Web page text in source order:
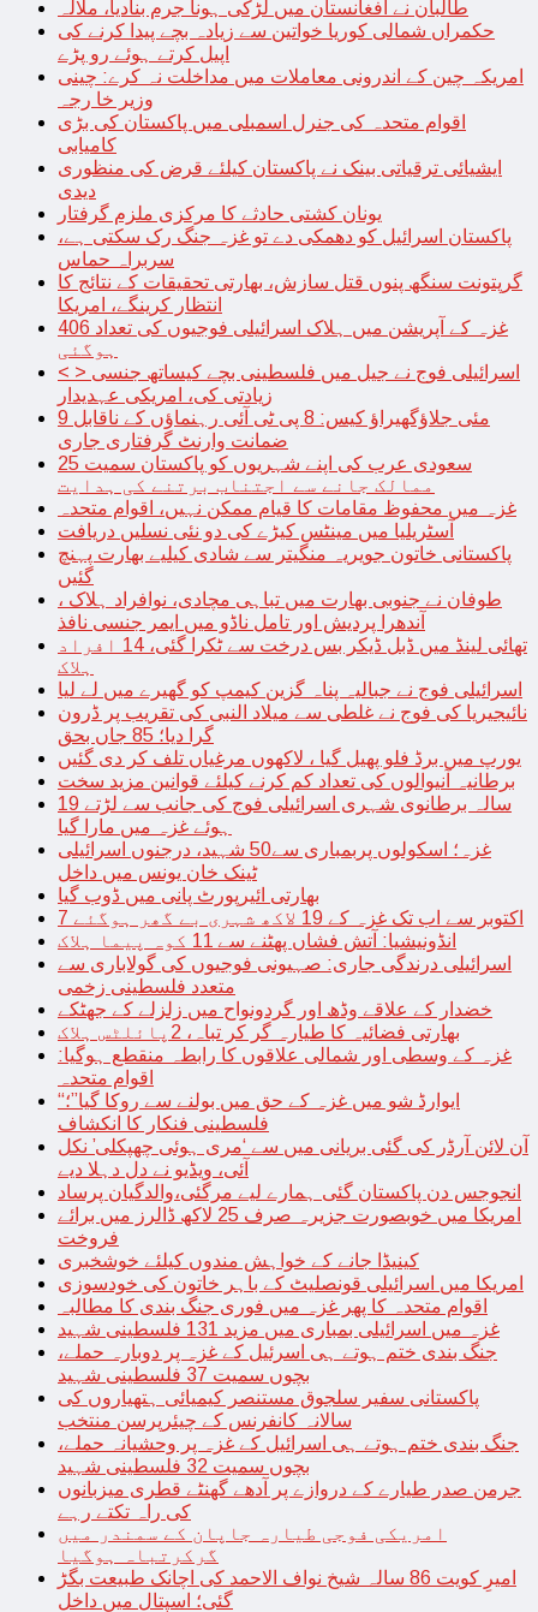
طالبان نے افغانستان میں لڑکی ہونا جرم بنادیا، ملالہ
حکمراں شمالی کوریا خواتین سے زیادہ بچے پیدا کرنے کی
اپیل کرتے ہوئے رو پڑے
امریکہ چین کے اندرونی معاملات میں مداخلت نہ کرے: چینی
وزیر خا رجہ
اقوام متحدہ کی جنرل اسمبلی میں پاکستان کی بڑی
کامیابی
ایشیائی ترقیاتی بینک نے پاکستان کیلئے قرض کی منظوری
دیدی
یونان کشتی حادثے کا مرکزی ملزم گرفتار
پاکستان اسرائیل کو دھمکی دے تو غزہ جنگ رک سکتی ہے،
سربراہ حماس
گرپتونت سنگھ پنوں قتل سازش، بھارتی تحقیقات کے نتائج کا
انتظار کرینگے، امریکا
غزہ کے آپریشن میں ہلاک اسرائیلی فوجیوں کی تعداد 406
ہوگئی
< > اسرائیلی فوج نے جیل میں فلسطینی بچے کیساتھ جنسی
زیادتی کی، امریکی عہدیدار
9 مئی جلاؤگھیراؤ کیس: 8 پی ٹی آئی رہنماؤں کے ناقابل
ضمانت وارنٹ گرفتاری جاری
سعودی عرب کی اپنے شہریوں کو پاکستان سمیت 25
ممالک جانے سے اجتناب برتنے کی ہدایت
غزہ میں محفوظ مقامات کا قیام ممکن نہیں، اقوام متحدہ
آسٹریلیا میں مینٹس کیڑے کی دو نئی نسلیں دریافت
پاکستانی خاتون جویریہ منگیتر سے شادی کیلیے بھارت پہنچ
گئیں
طوفان نے جنوبی بھارت میں تباہی مچادی، نوافراد ہلاک ،
آندھرا پردیش اور تامل ناڈو میں ایمر جنسی نافذ
تھائی لینڈ میں ڈبل ڈیکر بس درخت سے ٹکرا گئی، 14 افراد
ہلاک
اسرائیلی فوج نے جبالیہ پناہ گزین کیمپ کو گھیرے میں لے لیا
نائیجیریا کی فوج نے غلطی سے میلاد النبی کی تقریب پر ڈرون
گرا دیا؛ 85 جاں بحق
یورپ میں برڈ فلو پھیل گیا ، لاکھوں مرغیاں تلف کر دی گئیں
برطانیہ آنیوالوں کی تعداد کم کرنے کیلئے قوانین مزید سخت
19 سالہ برطانوی شہری اسرائیلی فوج کی جانب سے لڑتے
ہوئے غزہ میں مارا گیا
غزہ؛ اسکولوں پربمباری سے50 شہید، درجنوں اسرائیلی
ٹینک خان یونس میں داخل
بھارتی ائیرپورٹ پانی میں ڈوب گیا
7 اکتوبر سے اب تک غزہ کے 19 لاکھ شہری بے گھر ہوگئے
انڈونیشیا: آتش فشاں پھٹنے سے 11 کوہ پیما ہلاک
اسرائیلی درندگی جاری: صہیونی فوجیوں کی گولاباری سے
متعدد فلسطینی زخمی
خضدار کے علاقے وڈھ اور گردونواح میں زلزلے کے جھٹکے
بھارتی فضائیہ کا طیارہ گر کر تباہ، 2پائلٹس ہلاک
غزہ کے وسطی اور شمالی علاقوں کا رابطہ منقطع ہوگیا:
اقوام متحدہ
“ایوارڈ شو میں غزہ کے حق میں بولنے سے روکا گیا”؛
فلسطینی فنکار کا انکشاف
آن لائن آرڈر کی گئی بریانی میں سے ‘مری ہوئی چھپکلی’ نکل
آئی، ویڈیو نے دل دہلا دیے
انجوجس دن پاکستان گئی ہمارے لیے مرگئی،والدگیان پرساد
امریکا میں خوبصورت جزیرہ صرف 25 لاکھ ڈالرز میں برائے
فروخت
کینیڈا جانے کے خواہش مندوں کیلئے خوشخبری
امریکا میں اسرائیلی قونصلیٹ کے باہر خاتون کی خودسوزی
اقوام متحدہ کا پھر غزہ میں فوری جنگ بندی کا مطالبہ
غزہ میں اسرائیلی بمباری میں مزید 131 فلسطینی شہید
جنگ بندی ختم ہوتے ہی اسرئیل کے غزہ پر دوبارہ حملے،
بچوں سمیت 37 فلسطینی شہید
پاکستانی سفیر سلجوق مستنصر کیمیائی ہتھیاروں کی
سالانہ کانفرنس کے چیئرپرسن منتخب
جنگ بندی ختم ہوتے ہی اسرائیل کے غزہ پر وحشیانہ حملے،
بچوں سمیت 32 فلسطینی شہید
جرمن صدر طیارے کے دروازے پر آدھے گھنٹے قطری میزبانوں
کی راہ تکتے رہے
امریکی فوجی طیارہ جاپان کے سمندر میں
گرکرتباہ ہوگیا
امیرِ کویت 86 سالہ شیخ نواف الاحمد کی اچانک طبیعت بگڑ
گئی؛ اسپتال میں داخل